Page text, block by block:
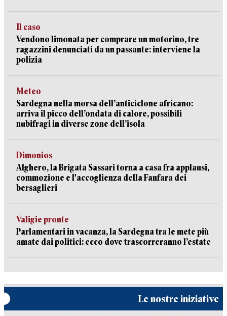
Il caso
Vendono limonata per comprare un motorino, tre
ragazzini denunciati da un passante: interviene la
polizia
Meteo
Sardegna nella morsa dell’anticiclone africano:
arriva il picco dell’ondata di calore, possibili
nubifragi in diverse zone dell’isola
Dimonios
Alghero, la Brigata Sassari torna a casa fra applausi,
commozione e l'accoglienza della Fanfara dei
bersaglieri
Valigie pronte
Parlamentari in vacanza, la Sardegna tra le mete più
amate dai politici: ecco dove trascorreranno l’estate
Le nostre iniziative